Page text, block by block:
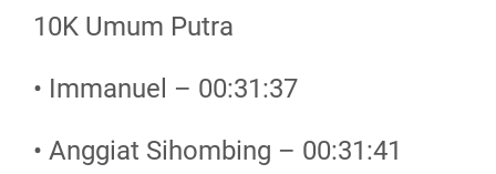
10K Umum Putra
• Immanuel – 00:31:37
• Anggiat Sihombing – 00:31:41